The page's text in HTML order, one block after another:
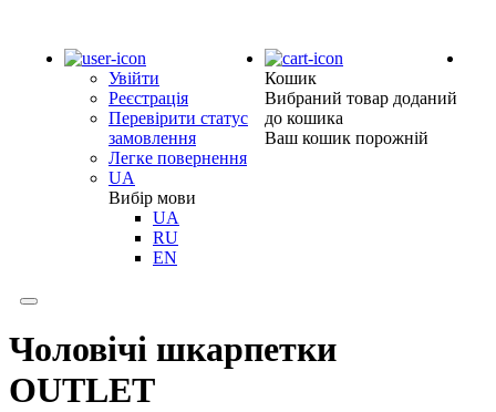
Увійти
Реєстрація
Перевірити статус
замовлення
Легке повернення
UA
Вибір мови
UA
RU
EN
Кошик
Вибраний товар доданий
до кошика
Ваш кошик порожній
Чоловічі шкарпетки
OUTLET